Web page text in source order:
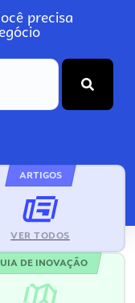
precisa
ARTIGOS
VER TODOS
DE INOVAÇÃO